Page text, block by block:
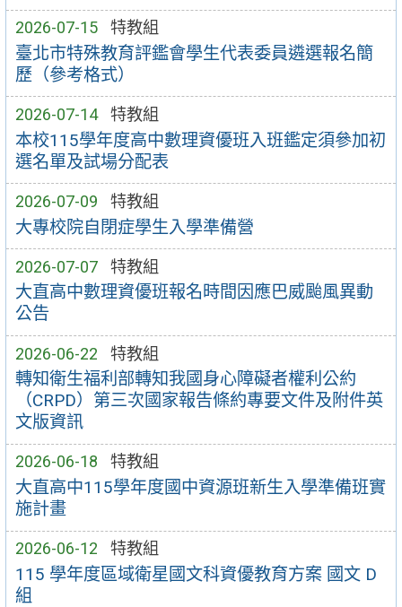
2026-07-15 特教組
臺北市特殊教育評鑑會學生代表委員遴選報名簡
歷（參考格式）
2026-07-14 特教組
本校115學年度高中數理資優班入班鑑定須參加初
選名單及試場分配表
2026-07-09 特教組
大專校院自閉症學生入學準備營
2026-07-07 特教組
大直高中數理資優班報名時間因應巴威颱風異動
公告
2026-06-22 特教組
轉知衛生福利部轉知我國身心障礙者權利公約
（CRPD）第三次國家報告條約專要文件及附件英
文版資訊
2026-06-18 特教組
大直高中115學年度國中資源班新生入學準備班實
施計畫
2026-06-12 特教組
115 學年度區域衛星國文科資優教育方案 國文 D
組